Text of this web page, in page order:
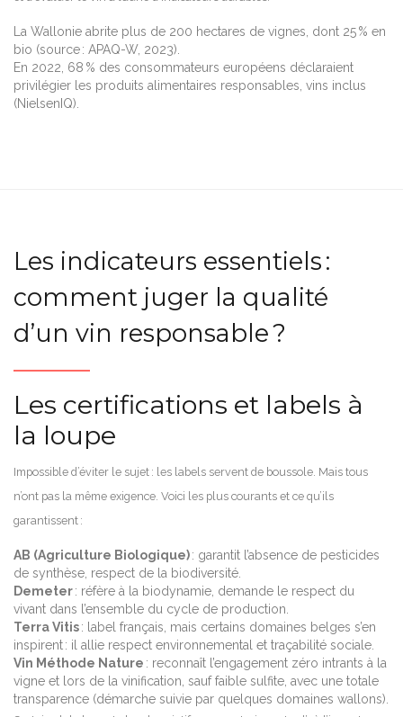
La Wallonie abrite plus de 200 hectares de vignes, dont 25 % en
bio (source : APAQ-W, 2023).
En 2022, 68 % des consommateurs européens déclaraient
privilégier les produits alimentaires responsables, vins inclus
(NielsenIQ).
Les indicateurs essentiels :
comment juger la qualité
d’un vin responsable ?
Les certifications et labels à
la loupe
Impossible d’éviter le sujet : les labels servent de boussole. Mais tous
n’ont pas la même exigence. Voici les plus courants et ce qu’ils
garantissent :
AB (Agriculture Biologique): garantit l’absence de pesticides
de synthèse, respect de la biodiversité.
Demeter: réfère à la biodynamie, demande le respect du
vivant dans l’ensemble du cycle de production.
Terra Vitis: label français, mais certains domaines belges s’en
inspirent : il allie respect environnemental et traçabilité sociale.
Vin Méthode Nature : reconnaît l’engagement zéro intrants à la
vigne et lors de la vinification, sauf faible sulfite, avec une totale
transparence (démarche suivie par quelques domaines wallons).